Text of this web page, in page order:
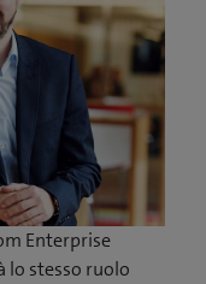
Enterprise
lo stesso ruolo